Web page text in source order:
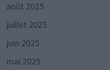
août 2025
juillet 2025
juin 2025
mai 2025